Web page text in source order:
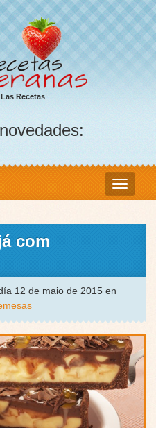
Recetas
com
12 de maio de 2015 en